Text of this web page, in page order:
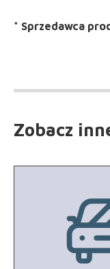
* Sprzedawca
Zobacz